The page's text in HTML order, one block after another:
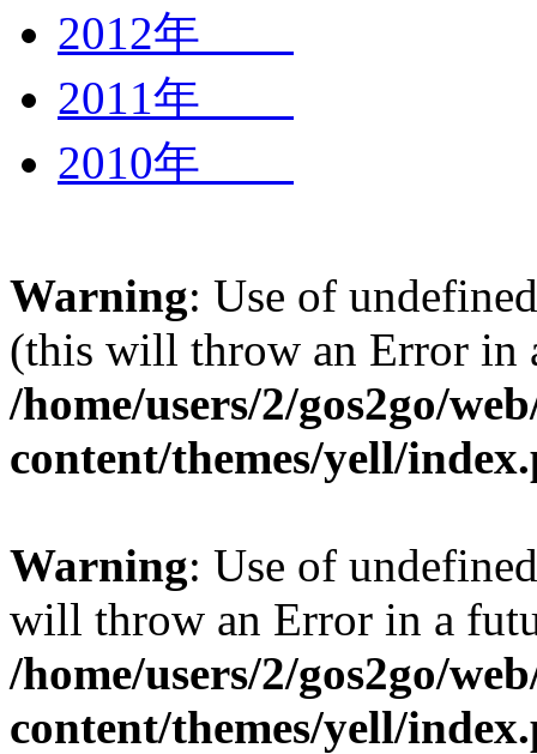
2012年
2011年
2010年
Warning: Use of
(this will throw an Error in
/home/users/2/gos2go/
content/themes/yell/
Warning: Use of
will throw an Error in a
/home/users/2/gos2go/
content/themes/yell/